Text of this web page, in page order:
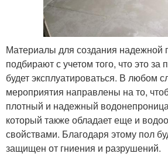
Материалы для создания надежной
подбирают с учетом того, что это
будет эксплуатироваться. В любом
мероприятия направлены на то,
плотный и надежный
который также обладает еще и
свойствами. Благодаря этому пол
защищен от гниения и разрушений.